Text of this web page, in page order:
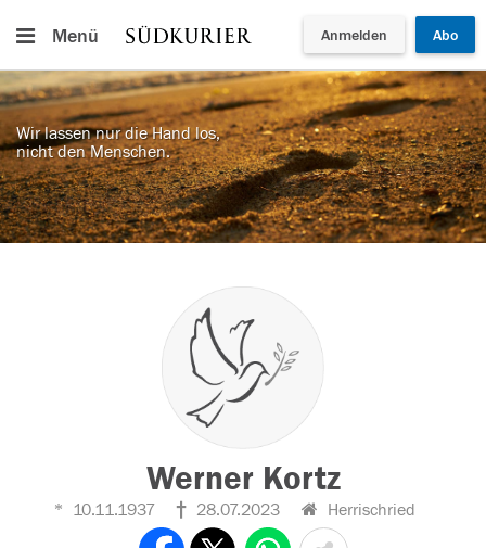
Menü Anmelden Abo
Wir lassen nur die Hand los,
nicht den Menschen.
Werner Kortz
10.11.1937 28.07.2023 Herrischried